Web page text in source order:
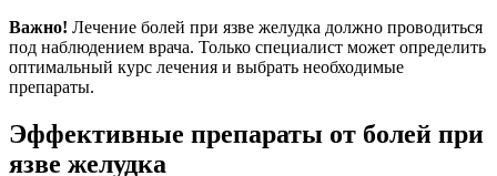
Важно! Лечение болей при язве желудка должно проводиться
под наблюдением врача. Только специалист может определить
оптимальный курс лечения и выбрать необходимые
препараты.
Эффективные препараты от болей при
язве желудка